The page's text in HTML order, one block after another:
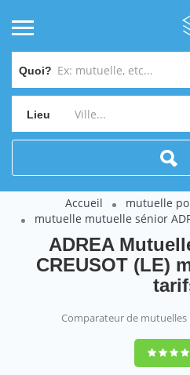
Quoi?
Lieu
Accueil
mutuelle
mutuelle mutuelle sénior
ADREA
CREUSOT (LE)
Comparateur de